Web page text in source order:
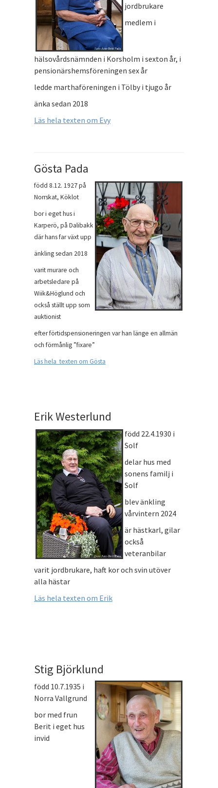
jordbrukare
medlem i
hälsovårdsnämnden i Korsholm i sexton år, i
pensionärshemsföreningen sex år
ledde marthaföreningen i Tölby i tjugo år
änka sedan 2018
Läs hela texten om Evy
Gösta Pada
född 8.12. 1927 på
Norrskat, Köklot
bor i eget hus i
Karperö, på Dalibakk
där hans far växt upp
änkling sedan 2018
varit murare och
arbetsledare på
Wiik&Höglund och
också ställt upp som
auktionist
efter förtidspensioneringen var han länge en allmän
och förmånlig ”fixare”
Läs hela texten om Gösta
Erik Westerlund
född 22.4.1930 i
Solf
delar hus med
sonens familj i
Solf
blev änkling
vårvintern 2024
är hästkarl, gilar
också
veteranbilar
varit jordbrukare, haft kor och svin utöver
alla hästar
Läs hela texten om Erik
Stig Björklund
född 10.7.1935 i
Norra Vallgrund
bor med frun
Berit i eget hus
invid